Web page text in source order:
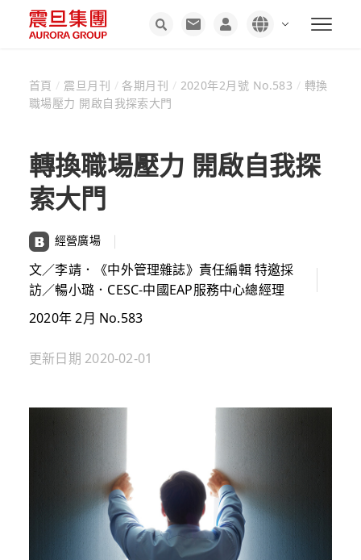
首頁 / 震旦月刊 /各期月刊 / 2020年2月號 No.583 / 轉換
職場壓力 開啟自我探索大門
轉換職場壓力 開啟自我探
索大門
經營廣場
文／李靖．《中外管理雜誌》責任編輯 特邀採
訪／暢小璐．CESC-中國EAP服務中心總經理
2020年 2月 No.583
更新日期 2020-02-01